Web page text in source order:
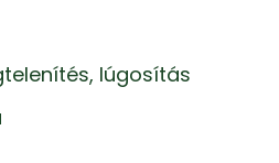
lúgosítás